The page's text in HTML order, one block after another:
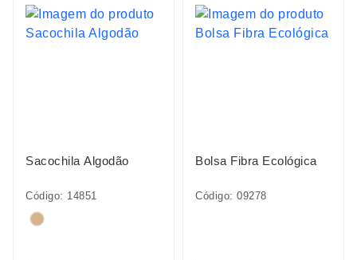
Sacochila Algodão
Código: 14851
Bolsa Fibra Ecológica
Código: 09278